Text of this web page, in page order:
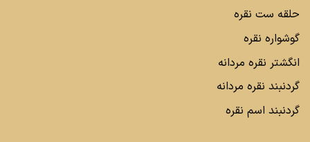
حلقه ست نقره
گوشواره نقره
انگشتر نقره مردانه
گردنبند نقره مردانه
گردنبند اسم نقره